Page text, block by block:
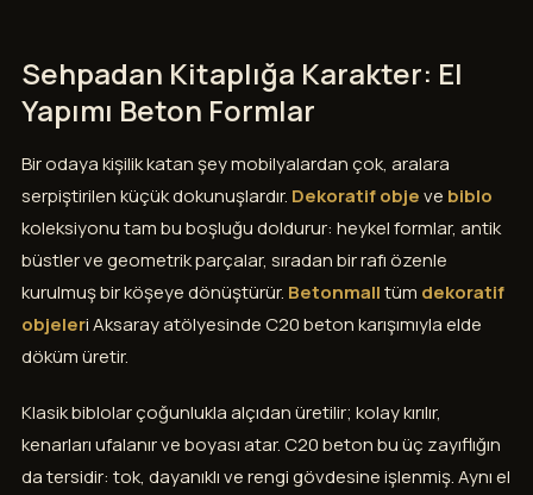
Sehpadan Kitaplığa Karakter: El
Yapımı Beton Formlar
Bir odaya kişilik katan şey mobilyalardan çok, aralara
serpiştirilen küçük dokunuşlardır. Dekoratif objeve biblo
koleksiyonu tam bu boşluğu doldurur: heykel formlar, antik
büstler ve geometrik parçalar, sıradan bir rafı özenle
kurulmuş bir köşeye dönüştürür. Betonmalltüm dekoratif
objeleri Aksaray atölyesinde C20 beton karışımıyla elde
döküm üretir.
Klasik biblolar çoğunlukla alçıdan üretilir; kolay kırılır,
kenarları ufalanır ve boyası atar. C20 beton bu üç zayıflığın
da tersidir: tok, dayanıklı ve rengi gövdesine işlenmiş. Aynı el